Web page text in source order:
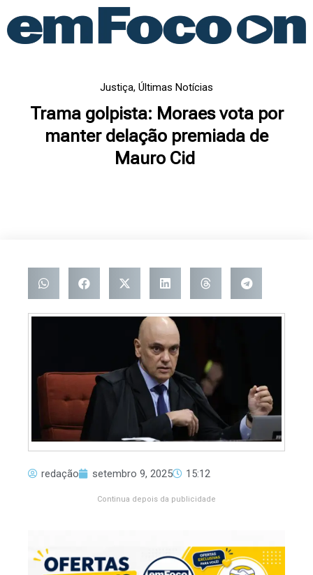
para
Justiça, Últimas Notícias
Trama golpista: Moraes vota por
manter delação premiada de
Mauro Cid
redação setembro 9, 2025 15:12
Continua depois da publicidade